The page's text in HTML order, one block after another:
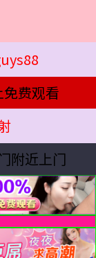
费观看
附近上门